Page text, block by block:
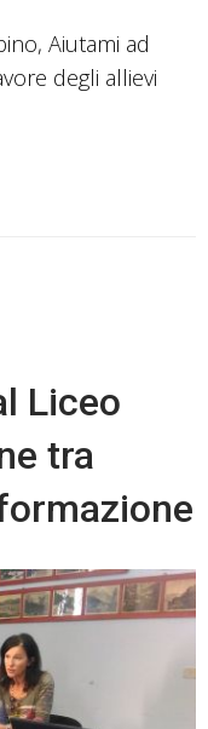
Aiutami ad
degli allievi
Liceo
tra